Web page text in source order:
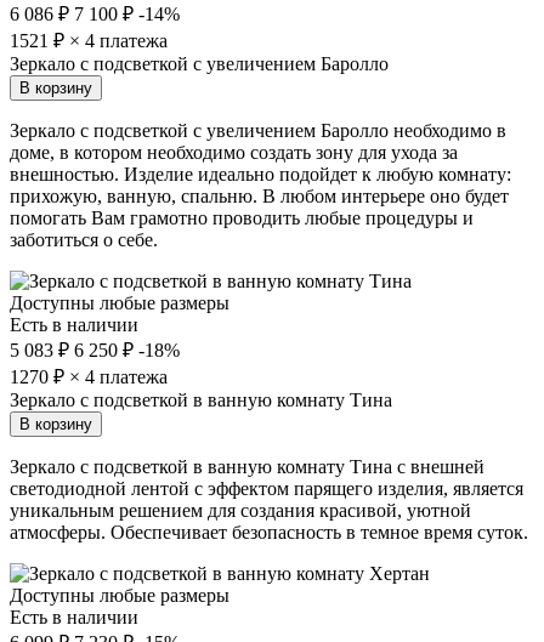
6 086 ₽ 7 100 ₽ -14%
1521 ₽ × 4 платежа
Зеркало с подсветкой с увеличением Баролло
В корзину
Зеркало с подсветкой с увеличением Баролло необходимо в
доме, в котором необходимо создать зону для ухода за
внешностью. Изделие идеально подойдет к любую комнату:
прихожую, ванную, спальню. В любом интерьере оно будет
помогать Вам грамотно проводить любые процедуры и
заботиться о себе.
Доступны любые размеры
Есть в наличии
5 083 ₽ 6 250 ₽ -18%
1270 ₽ × 4 платежа
Зеркало с подсветкой в ванную комнату Тина
В корзину
Зеркало с подсветкой в ванную комнату Тина с внешней
светодиодной лентой с эффектом парящего изделия, является
уникальным решением для создания красивой, уютной
атмосферы. Обеспечивает безопасность в темное время суток.
Доступны любые размеры
Есть в наличии